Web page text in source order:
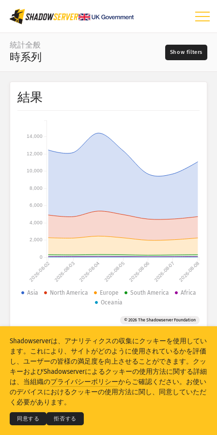
ダッシュボード
統計全般
世界マップ
地域マップ
IoTデバイス統計
攻撃統計：脆弱性
攻撃統計：デバイス
統計全般
時系列
日付の範囲
データセット
上限
Stacking 積上げ 重ね合わせ
結果を自動更新
更新 リセット
PNGとしてダウンロード
結果
2026-08-02 2026-08-03 2026-08-04 2026-08-05 2026-08-06 2026-08-07 2026-08-08
0
2,000
4,000
6,000
8,000
10,000
12,000
14,000
Asia North America Europe South America
Africa
Oceania
© 2026 The Shadowserver Foundation
© 2026THE SHADOWSERVER FOUNDATION
プライバシー＆利用規定
お問い合わせ 謝辞
Shadowserverは、アナリティクスの収集にクッキーを使用してい
ます。これにより、サイトがどのように使用されているかを評価
し、ユーザーの皆様の満足度を向上させることができます。クッ
キーおよびShadowserverによるクッキーの使用方法に関する詳細
は、当組織のプライバシーポリシーからご確認ください。お使い
のデバイスにおけるクッキーの使用方法に関し、同意していただ
く必要があります。
同意する 拒否する